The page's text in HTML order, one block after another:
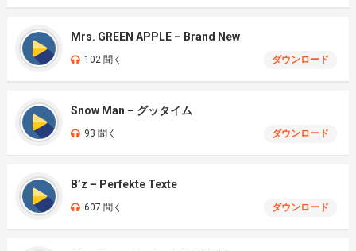
Mrs. GREEN APPLE – Brand New
102 聞く ダウンロード
Snow Man – グッタイム
93 聞く ダウンロード
B’z – Perfekte Texte
607 聞く ダウンロード